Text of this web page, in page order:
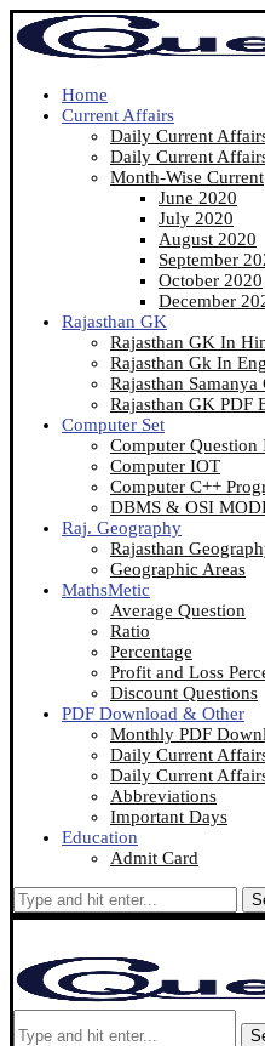
Home
Current Affairs
Daily Current
Daily Current
Month-Wise Current
June 2020
July 2020
August 2020
September
October 2020
December
Rajasthan GK
Rajasthan GK In
Rajasthan Gk In
Rajasthan Samanya
Rajasthan GK PDF
Computer Set
Computer Question
Computer IOT
Computer C++
DBMS & OSI
Raj. Geography
Rajasthan
Geographic Areas
MathsMetic
Average Question
Ratio
Percentage
Profit and Loss
Discount Questions
PDF Download & Other
Monthly PDF
Daily Current
Daily Current
Abbreviations
Important Days
Education
Admit Card